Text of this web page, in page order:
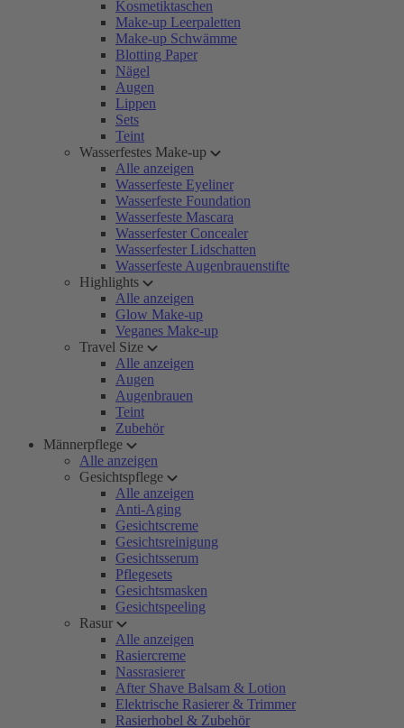
Kosmetiktaschen
Make-up Leerpaletten
Make-up Schwämme
Blotting Paper
Nägel
Augen
Lippen
Sets
Teint
Wasserfestes Make-up
Alle anzeigen
Wasserfeste Eyeliner
Wasserfeste Foundation
Wasserfeste Mascara
Wasserfester Concealer
Wasserfester Lidschatten
Wasserfeste Augenbrauenstifte
Highlights
Alle anzeigen
Glow Make-up
Veganes Make-up
Travel Size
Alle anzeigen
Augen
Augenbrauen
Teint
Zubehör
Männerpflege
Alle anzeigen
Gesichtspflege
Alle anzeigen
Anti-Aging
Gesichtscreme
Gesichtsreinigung
Gesichtsserum
Pflegesets
Gesichtsmasken
Gesichtspeeling
Rasur
Alle anzeigen
Rasiercreme
Nassrasierer
After Shave Balsam & Lotion
Elektrische Rasierer & Trimmer
Rasierhobel & Zubehör